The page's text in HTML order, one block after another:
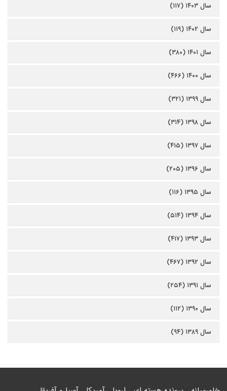
سال ۱۴۰۳ (۱۱۷)
سال ۱۴۰۲ (۱۱۹)
سال ۱۴۰۱ (۳۸۰)
سال ۱۴۰۰ (۴۶۶)
سال ۱۳۹۹ (۳۲۱)
سال ۱۳۹۸ (۳۱۴)
سال ۱۳۹۷ (۴۱۵)
سال ۱۳۹۶ (۲۰۵)
سال ۱۳۹۵ (۱۱۶)
سال ۱۳۹۴ (۵۱۴)
سال ۱۳۹۳ (۴۱۷)
سال ۱۳۹۲ (۴۶۷)
سال ۱۳۹۱ (۲۵۴)
سال ۱۳۹۰ (۱۱۲)
سال ۱۳۸۹ (۹۴)